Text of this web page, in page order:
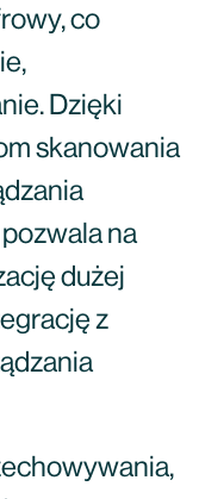
co
Dzięki
skanowania
na
dużej
z